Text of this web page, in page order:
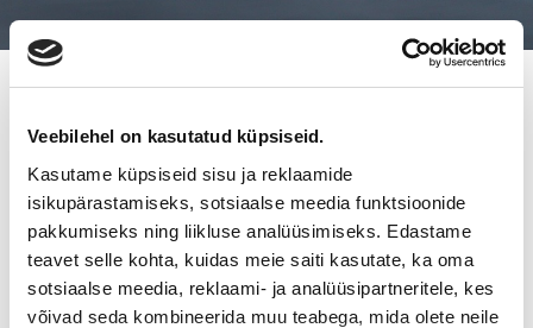
Veebilehel on kasutatud küpsiseid.
Kasutame küpsiseid sisu ja reklaamide
isikupärastamiseks, sotsiaalse meedia funktsioonide
pakkumiseks ning liikluse analüüsimiseks. Edastame
teavet selle kohta, kuidas meie saiti kasutate, ka oma
sotsiaalse meedia, reklaami- ja analüüsipartneritele, kes
võivad seda kombineerida muu teabega, mida olete neile
4.12.2020
IRRI INVEST OY ON MYYNYT
OMISTUSOSUUTENSA REFIMEX
MACHINERY OY:STÄ REFIMEX
INVEST OY:LLE